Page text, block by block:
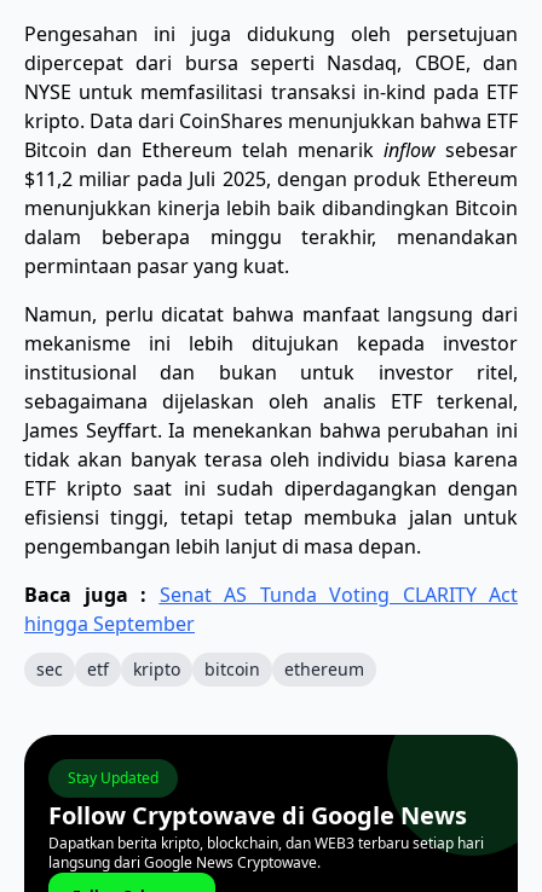
Pengesahan ini juga didukung oleh persetujuan
dipercepat dari bursa seperti Nasdaq, CBOE, dan
NYSE untuk memfasilitasi transaksi in-kind pada ETF
kripto. Data dari CoinShares menunjukkan bahwa ETF
Bitcoin dan Ethereum telah menarik inflow sebesar
$11,2 miliar pada Juli 2025, dengan produk Ethereum
menunjukkan kinerja lebih baik dibandingkan Bitcoin
dalam beberapa minggu terakhir, menandakan
permintaan pasar yang kuat.
Namun, perlu dicatat bahwa manfaat langsung dari
mekanisme ini lebih ditujukan kepada investor
institusional dan bukan untuk investor ritel,
sebagaimana dijelaskan oleh analis ETF terkenal,
James Seyffart. Ia menekankan bahwa perubahan ini
tidak akan banyak terasa oleh individu biasa karena
ETF kripto saat ini sudah diperdagangkan dengan
efisiensi tinggi, tetapi tetap membuka jalan untuk
pengembangan lebih lanjut di masa depan.
Baca juga : Senat AS Tunda Voting CLARITY Act
hingga September
sec etf kripto bitcoin ethereum
Stay Updated
Follow Cryptowave di Google News
Dapatkan berita kripto, blockchain, dan WEB3 terbaru setiap hari
langsung dari Google News Cryptowave.